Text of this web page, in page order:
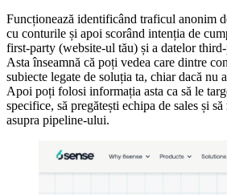
Funcționează identificând traficul anonim
cu conturile și apoi scorând intenția de
first-party (website-ul tău) și a datelor
Asta înseamnă că poți vedea care dintre
subiecte legate de soluția ta, chiar dacă nu
Apoi poți folosi informația asta ca să le
specifice, să pregătești echipa de sales și
asupra pipeline-ului.